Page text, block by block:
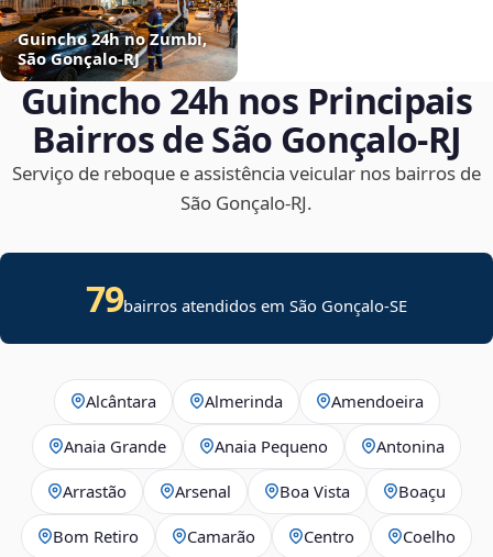
Guincho 24h no Zumbi,
São Gonçalo‑RJ
Guincho 24h nos Principais
Bairros de São Gonçalo‑RJ
Serviço de reboque e assistência veicular nos bairros de
São Gonçalo‑RJ.
79bairros atendidos emSão Gonçalo-SE
Alcântara Almerinda Amendoeira
Anaia Grande Anaia Pequeno Antonina
Arrastão Arsenal Boa Vista Boaçu
Bom Retiro Camarão Centro Coelho